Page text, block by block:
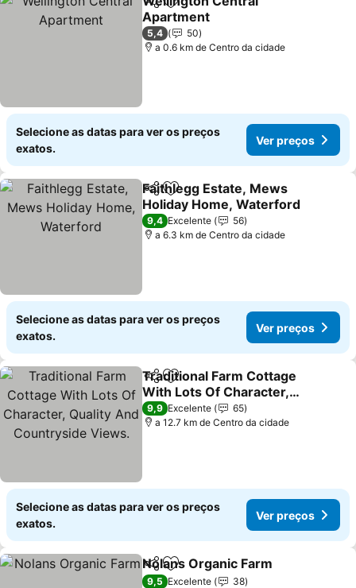
PartilharAdicionar aos favoritos
Apartment
Ver preços
5,4
50
a 0.6 km de Centro da cidade
Selecione as datas para ver os preços
exatos.
Ver preços
PartilharAdicionar aos favoritos
Faithlegg Estate, Mews
Holiday Home, Waterford
Ver preços
9,4 Excelente
56
a 6.3 km de Centro da cidade
Selecione as datas para ver os preços
exatos.
Ver preços
PartilharAdicionar aos favoritos
Traditional Farm Cottage
With Lots Of Character,
Quality And Countryside
Views.
Ver preços
9,9 Excelente
65
a 12.7 km de Centro da cidade
Selecione as datas para ver os preços
exatos.
Ver preços
PartilharAdicionar aos favoritos
Nolans Organic Farm
9,5 Excelente
38